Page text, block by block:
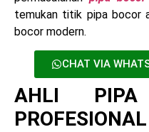
temukan titik pipa bocor
bocor modern.
CHAT VIA
AHLI
PROFESIONAL